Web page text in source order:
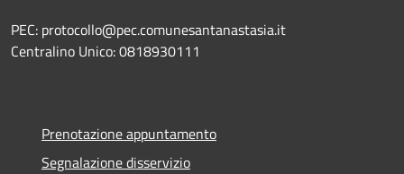
PEC: protocollo@pec.comunesantanastasia.it
Centralino Unico: 0818930111
Prenotazione appuntamento
Segnalazione disservizio